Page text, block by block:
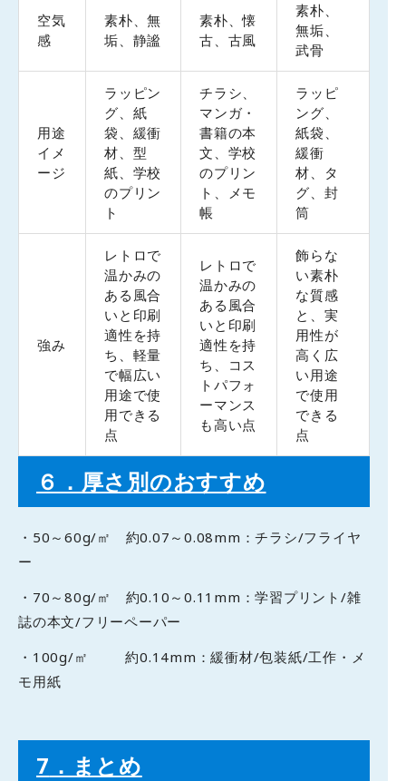
空気
感
素朴、無
垢、静謐
素朴、懐
古、古風
素朴、
無垢、
武骨
用途
イメ
ージ
ラッピン
グ、紙
袋、緩衝
材、型
紙、学校
のプリン
ト
チラシ、
マンガ・
書籍の本
文、学校
のプリン
ト、メモ
帳
ラッピ
ング、
紙袋、
緩衝
材、タ
グ、封
筒
強み
レトロで
温かみの
ある風合
いと印刷
適性を持
ち、軽量
で幅広い
用途で使
用できる
点
レトロで
温かみの
ある風合
いと印刷
適性を持
ち、コス
トパフォ
ーマンス
も高い点
飾らな
い素朴
な質感
と、実
用性が
高く広
い用途
で使用
できる
点
６．厚さ別のおすすめ
・50～60g/㎡ 約0.07～0.08mm：チラシ/フライヤ
ー
・70～80g/㎡ 約0.10～0.11mm：学習プリント/雑
誌の本文/フリーペーパー
・100g/㎡ 約0.14mm：緩衝材/包装紙/工作・メ
モ用紙
7 ．まとめ